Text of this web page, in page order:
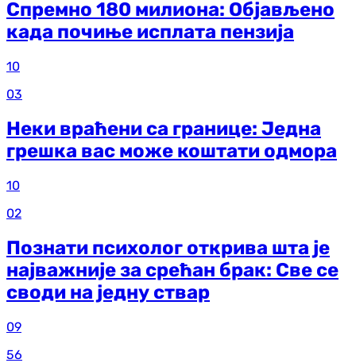
Спремно 180 милиона: Објављено
када почиње исплата пензија
10
03
Неки враћени са границе: Једна
грешка вас може коштати одмора
10
02
Познати психолог открива шта је
најважније за срећан брак: Све се
своди на једну ствар
09
56